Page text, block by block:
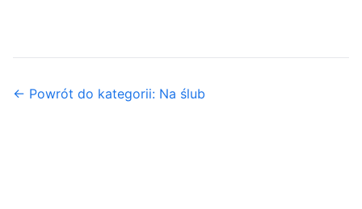
← Powrót do kategorii: Na ślub